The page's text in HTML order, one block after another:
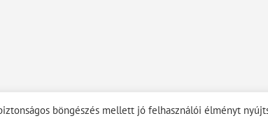
böngészés mellett jó felhasználói élményt